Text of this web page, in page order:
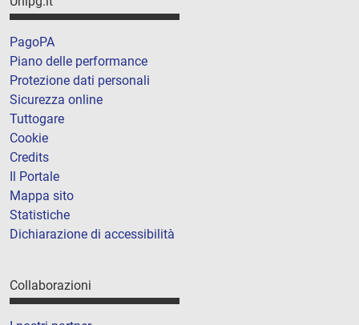
PagoPA
Piano delle performance
Protezione dati personali
Sicurezza online
Tuttogare
Cookie
Credits
Il Portale
Mappa sito
Statistiche
Dichiarazione di accessibilità
Collaborazioni